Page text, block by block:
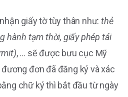
giấy tờ tùy thân như: thẻ
hành tạm thời, giấy phép tái
, … sẽ được bưu cục Mỹ
đơn đã đăng ký và xác
chữ ký thì bắt đầu từ ngày